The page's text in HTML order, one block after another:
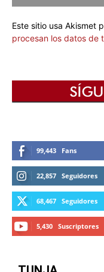
Este sitio usa Akismet
procesan los datos de
99,443 Fans
22,857 Seguidores
68,467 Seguidores
5,430 Suscriptores